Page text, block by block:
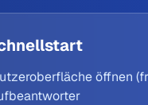
öffnen